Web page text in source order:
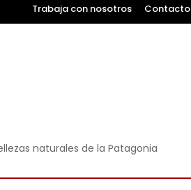
Trabaja con nosotros Contacto
naturales de la Patagonia